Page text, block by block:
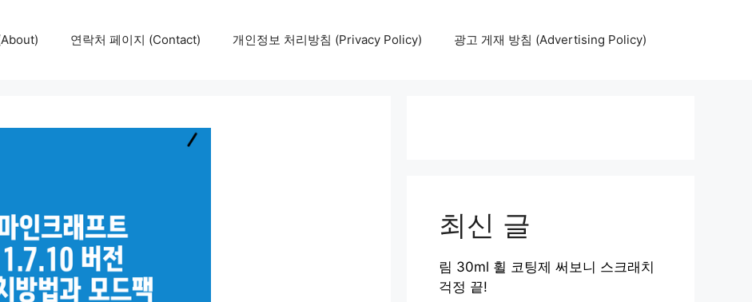
연락처 페이지 (Contact) 개인정보 처리방침 (Privacy Policy) 광고 게재 방침 (Advertising Policy)
최신 글
림 30ml 휠 코팅제 써보니 스크래치
걱정 끝!